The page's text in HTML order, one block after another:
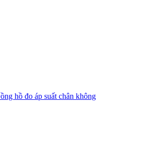
hồ đo áp suất chân không